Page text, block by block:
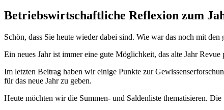
Betriebswirtschaftliche Reflexion zum
Schön, dass Sie heute wieder dabei sind. Wie war das noch mit den
Ein neues Jahr ist immer eine gute Möglichkeit, das alte Jahr
Im letzten Beitrag haben wir einige Punkte zur
für das neue Jahr zu geben.
Heute möchten wir die Summen- und Saldenliste thematisieren.